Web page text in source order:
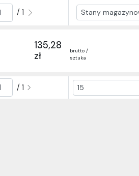
/ 1
135,28
zł
brutto /
sztuka
/ 1